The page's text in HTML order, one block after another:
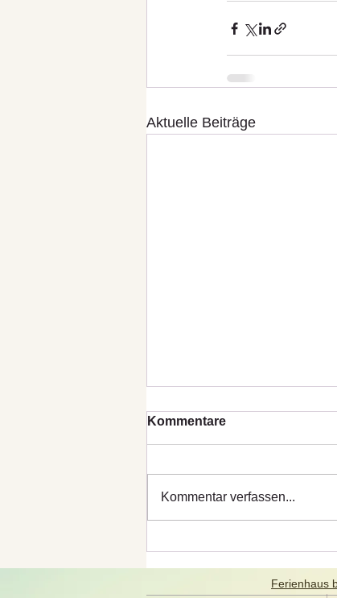
Aktuelle Beiträge
Kommentare
Kommentar verfassen...
Ferienhaus